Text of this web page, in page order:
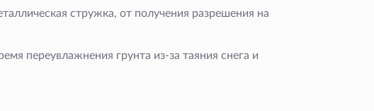
стружка, от получения разрешения на
переувлажнения грунта из-за таяния снега и